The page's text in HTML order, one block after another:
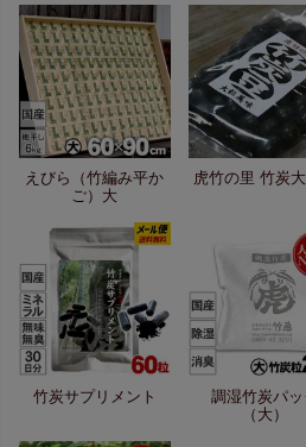
えびら（竹編み平か
ご）大
虎竹の里 竹炭
竹炭サプリメント
調湿竹炭パッ
（大）